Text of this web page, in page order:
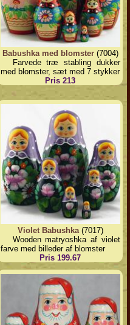
Babushka med blomster(7004)
Farvede træ stabling dukker
med blomster, sæt med 7 stykker
Pris 213
Violet Babushka(7017)
Wooden matryoshka af violet
farve med billeder af blomster
Pris 199.67